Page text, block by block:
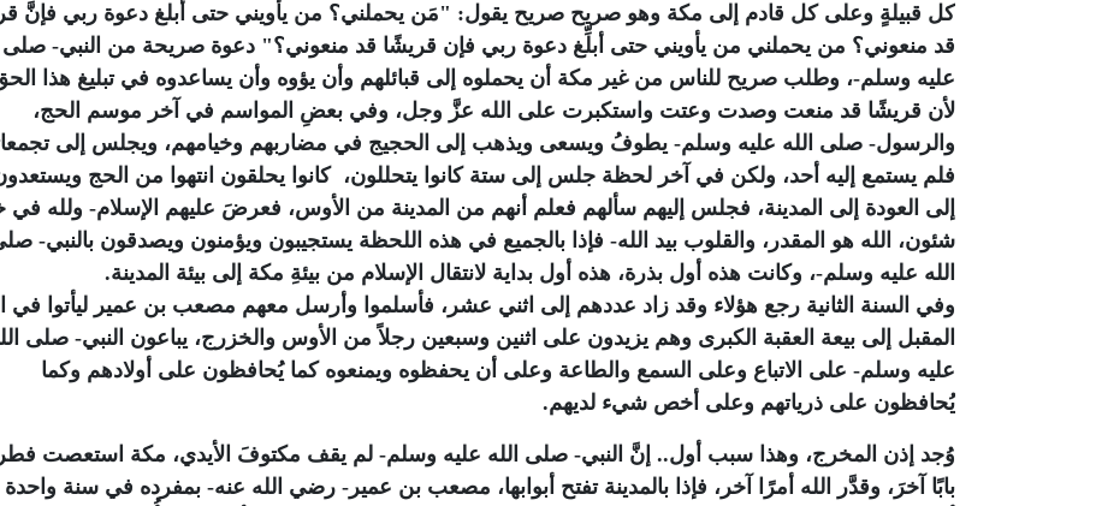
كل قبيلةٍ وعلى كل قادم إلى مكة وهو صريح صريح يقول: "مَن يحملني؟ من يأويني حتى أبلغ دعوة ربي فإنَّ
قد منعوني؟ من يحملني من يأويني حتى أبلِّغ دعوة ربي فإن قريشًا قد منعوني؟" دعوة صريحة من النبي- صلى
عليه وسلم-، وطلب صريح للناس من غير مكة أن يحملوه إلى قبائلهم وأن يؤوه وأن يساعدوه في تبليغ هذا
لأن قريشًا قد منعت وصدت وعتت واستكبرت على الله عزَّ وجل، وفي بعضِ المواسم في آخر موسم الحج،
والرسول- صلى الله عليه وسلم- يطوفُ ويسعى ويذهب إلى الحجيج في مضاربهم وخيامهم، ويجلس إلى
فلم يستمع إليه أحد، ولكن في آخر لحظة جلس إلى ستة كانوا يتحللون، كانوا يحلقون انتهوا من الحج
إلى العودة إلى المدينة، فجلس إليهم سألهم فعلم أنهم من المدينة من الأوس، فعرضَ عليهم الإسلام- ولله في
شئون، الله هو المقدر، والقلوب بيد الله- فإذا بالجميع في هذه اللحظة يستجيبون ويؤمنون ويصدقون بالنبي-
الله عليه وسلم-، وكانت هذه أول بذرة، هذه أول بداية لانتقال الإسلام من بيئةِ مكة إلى بيئة المدينة.
وفي السنة الثانية رجع هؤلاء وقد زاد عددهم إلى اثني عشر، فأسلموا وأرسل معهم مصعب بن عمير ليأتوا في
المقبل إلى بيعة العقبة الكبرى وهم يزيدون على اثنين وسبعين رجلاً من الأوس والخزرج، يباعون النبي- صلى
عليه وسلم- على الاتباع وعلى السمع والطاعة وعلى أن يحفظوه ويمنعوه كما يُحافظون على أولادهم وكما
يُحافظون على ذرياتهم وعلى أخص شيء لديهم.
وُجد إذن المخرج، وهذا سبب أول.. إنَّ النبي- صلى الله عليه وسلم- لم يقف مكتوفَ الأيدي، مكة استعصت
بابًا آخرَ، وقدَّر الله أمرًا آخر، فإذا بالمدينة تفتح أبوابها، مصعب بن عمير- رضي الله عنه- بمفرده في سنة واحدة